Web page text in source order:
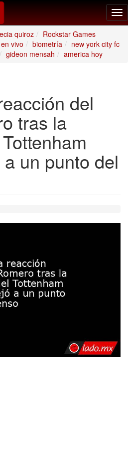
quiroz
Rockstar Games
vivo biometría
new york city fc
gideon mensah america hoy
del
tras la
un punto del